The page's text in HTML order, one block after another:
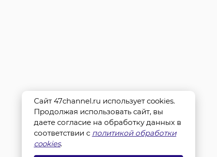
Сайт 47channel.ru использует cookies.
Продолжая использовать сайт, вы
даете согласие на обработку данных в
соответствии с политикой обработки
cookies.